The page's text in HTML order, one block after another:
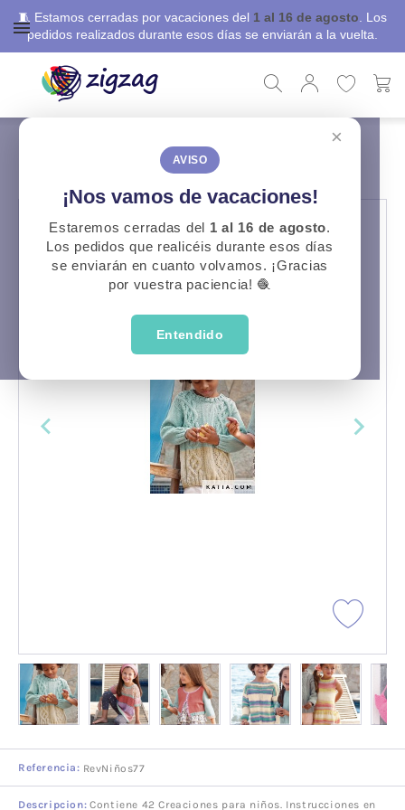
🧵 Estamos cerradas por vacaciones del 1 al 16 de agosto . Los
pedidos realizados durante esos días se enviarán a la vuelta.
×
AVISO
¡Nos vamos de vacaciones!
Estaremos cerradas del 1 al 16 de agosto.
Los pedidos que realicéis durante esos días
se enviarán en cuanto volvamos. ¡Gracias
por vuestra paciencia! 🧶
Entendido
REVISTA NIÑOS 77
Referencia: RevNiños77
Descripcion: Contiene 42 Creaciones para niños. Instrucciones en